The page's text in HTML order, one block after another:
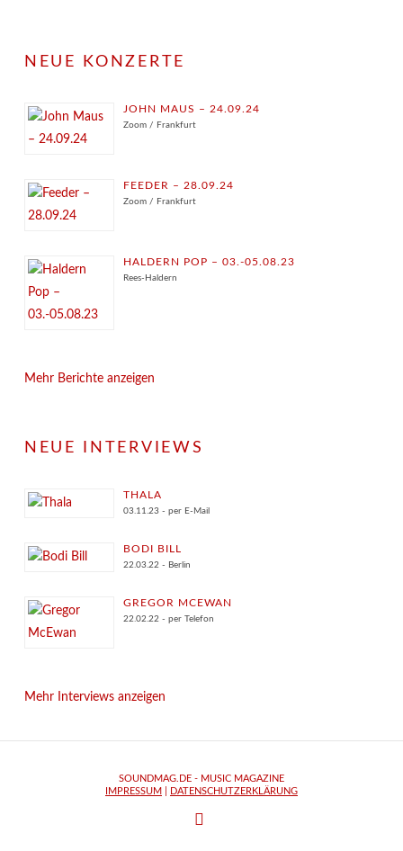
NEUE KONZERTE
JOHN MAUS – 24.09.24
Zoom / Frankfurt
FEEDER – 28.09.24
Zoom / Frankfurt
HALDERN POP – 03.-05.08.23
Rees-Haldern
Mehr Berichte anzeigen
NEUE INTERVIEWS
THALA
03.11.23 - per E-Mail
BODI BILL
22.03.22 - Berlin
GREGOR MCEWAN
22.02.22 - per Telefon
Mehr Interviews anzeigen
SOUNDMAG.DE - MUSIC MAGAZINE
IMPRESSUM
DATENSCHUTZERKLÄRUNG